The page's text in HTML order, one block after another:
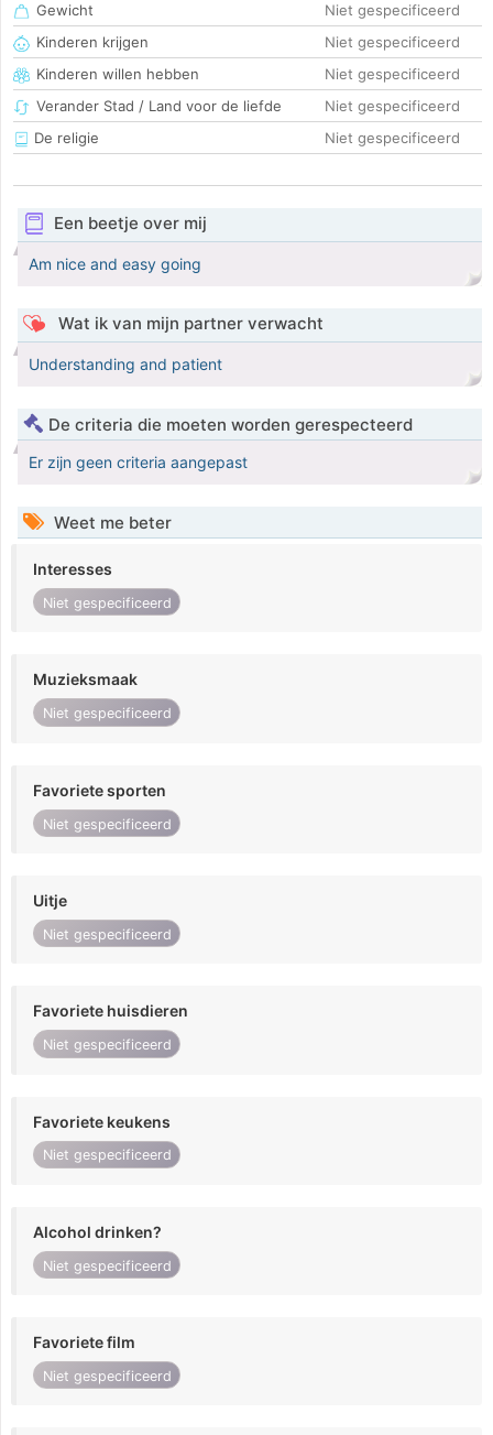
Gewicht
Niet gespecificeerd
Kinderen krijgen
Niet gespecificeerd
Kinderen willen hebben
Niet gespecificeerd
Verander Stad / Land voor de liefde
Niet gespecificeerd
De religie
Niet gespecificeerd
Een beetje over mij
Am nice and easy going
Wat ik van mijn partner verwacht
Understanding and patient
De criteria die moeten worden gerespecteerd
Er zijn geen criteria aangepast
Weet me beter
Interesses
Niet gespecificeerd
Muzieksmaak
Niet gespecificeerd
Favoriete sporten
Niet gespecificeerd
Uitje
Niet gespecificeerd
Favoriete huisdieren
Niet gespecificeerd
Favoriete keukens
Niet gespecificeerd
Alcohol drinken?
Niet gespecificeerd
Favoriete film
Niet gespecificeerd